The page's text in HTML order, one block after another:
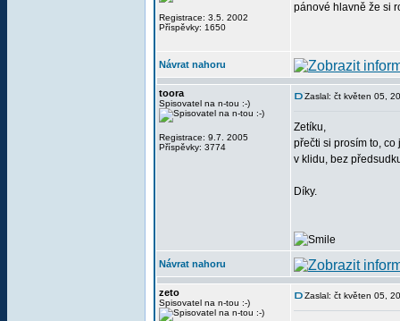
Registrace: 3.5. 2002
Příspěvky: 1650
pánové hlavně že si
Návrat nahoru
toora
Spisovatel na n-tou :-)
Registrace: 9.7. 2005
Příspěvky: 3774
Zaslal: čt květen 05,
Zetíku,
přečti si prosím to, co
v klidu, bez
Díky.
Návrat nahoru
zeto
Spisovatel na n-tou :-)
Zaslal: čt květen 05,